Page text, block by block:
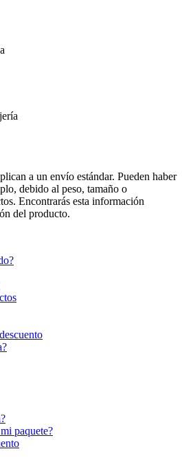
a un envío estándar. Pueden haber
debido al peso, tamaño o
Encontrarás esta información
del producto.
paquete?